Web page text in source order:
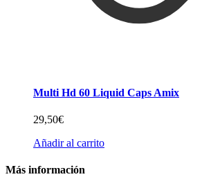
Multi Hd 60 Liquid Caps Amix
29,50€
Añadir al carrito
Más información